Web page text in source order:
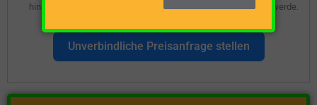
hinsichtlich eines unverbindlichen Preisangebots kontaktiert werde.
Unverbindliche Preisanfrage stellen